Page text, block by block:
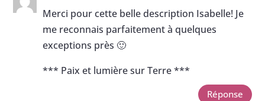
Merci pour cette belle description Isabelle! Je
me reconnais parfaitement à quelques
exceptions près 🙂
*** Paix et lumière sur Terre ***
Réponse